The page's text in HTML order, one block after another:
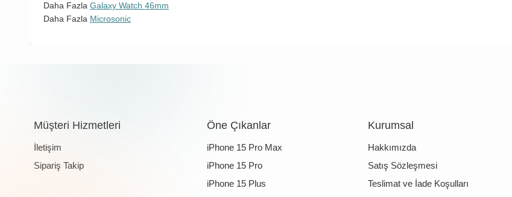
Daha Fazla Galaxy Watch 46mm
Daha Fazla Microsonic
Müşteri Hizmetleri
İletişim
Sipariş Takip
Öne Çıkanlar
iPhone 15 Pro Max
iPhone 15 Pro
iPhone 15 Plus
Kurumsal
Hakkımızda
Satış Sözleşmesi
Teslimat ve İade Koşulları